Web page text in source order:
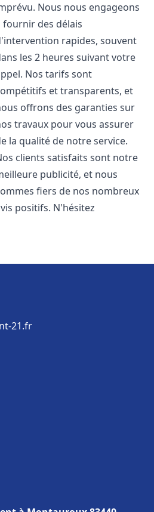
Nous nous engageons
fournir des délais
rapides, souvent
les 2 heures suivant votre
Nos tarifs sont
et transparents, et
offrons des garanties sur
travaux pour vous assurer
la qualité de notre service.
clients satisfaits sont notre
publicité, et nous
fiers de nos nombreux
positifs. N'hésitez
21.fr